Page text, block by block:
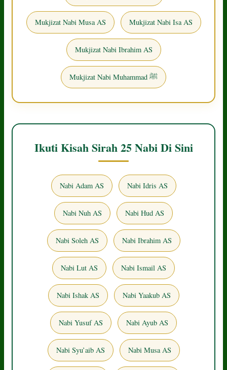
Mukjizat Nabi Musa AS Mukjizat Nabi Isa AS
Mukjizat Nabi Ibrahim AS
Mukjizat Nabi Muhammad ﷺ
Ikuti Kisah Sirah 25 Nabi Di Sini
Nabi Adam AS Nabi Idris AS
Nabi Nuh AS Nabi Hud AS
Nabi Soleh AS Nabi Ibrahim AS
Nabi Lut AS Nabi Ismail AS
Nabi Ishak AS Nabi Yaakub AS
Nabi Yusuf AS Nabi Ayub AS
Nabi Syu’aib AS Nabi Musa AS